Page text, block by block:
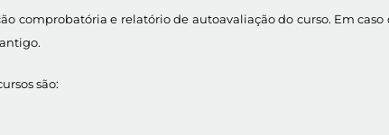
comprobatória e relatório de autoavaliação do curso. Em
são: